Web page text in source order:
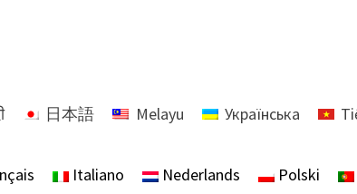
日本語 Melayu Українська
Italiano Nederlands Polski